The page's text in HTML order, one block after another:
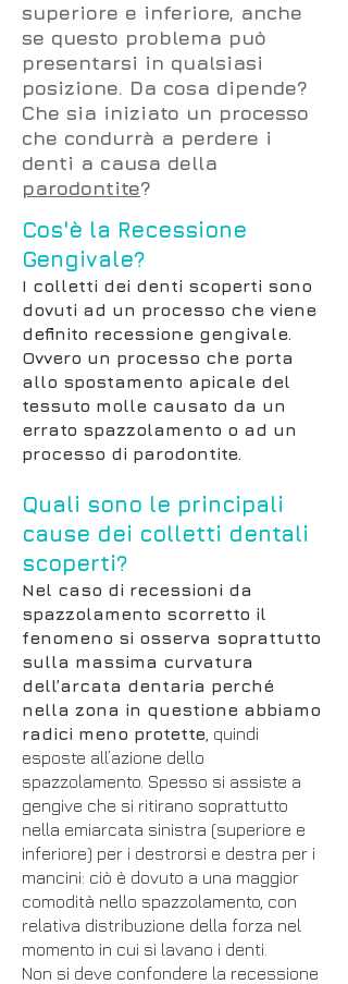
superiore e inferiore, anche
se questo problema può
presentarsi in qualsiasi
posizione. Da cosa dipende?
Che sia iniziato un processo
che condurrà a perdere i
denti a causa della
parodontite?
Cos'è la Recessione
Gengivale?
I colletti dei denti scoperti sono
dovuti ad un processo che viene
definito recessione gengivale.
Ovvero un processo che porta
allo spostamento apicale del
tessuto molle causato da un
errato spazzolamento o ad un
processo di parodontite.
Quali sono le principali
cause dei colletti dentali
scoperti?
Nel caso di recessioni da
spazzolamento scorretto il
fenomeno si osserva soprattutto
sulla massima curvatura
dell’arcata dentaria perché
nella zona in questione abbiamo
radici meno protette , quindi
esposte all’azione dello
spazzolamento. Spesso si assiste a
gengive che si ritirano soprattutto
nella emiarcata sinistra (superiore e
inferiore) per i destrorsi e destra per i
mancini: ciò è dovuto a una maggior
comodità nello spazzolamento, con
relativa distribuzione della forza nel
momento in cui si lavano i denti.
Non si deve confondere la recessione